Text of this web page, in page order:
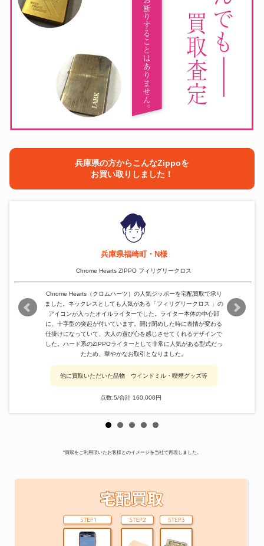
兵庫県の方からこんなZippoを
お買い取りしました！
兵庫県福崎町・N様
Chrome Hearts ZIPPO フィリグリークロス
Chrome Hearts（クロムハーツ）の人気ジッポーを宅配買取で承り
ました。ネックレスとしても人気がある「フィリグリークロス 」の
アイコンが入ったオイルライターでした。ライター本体の中心部
に、十字型の突起が付いています。開け閉めした時に表情が変わる
仕掛けになっていて、大人の遊び心を感じさせてくれるデザインで
した。ハード系のZIPPOライターとして非常に人気がある型式だっ
たため、華やかなお取引となりました。
他に買取いただいた品物 ウインドミル・喫煙グッズ等
点数:5/合計 160,000円
*買取をご利用頂いたお客様とのイメージを当社で再現しました。